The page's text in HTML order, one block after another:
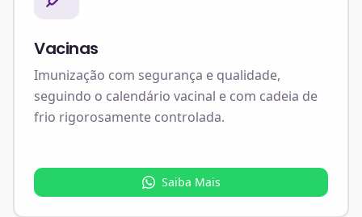
Vacinas
Imunização com segurança e qualidade,
seguindo o calendário vacinal e com cadeia de
frio rigorosamente controlada.
Saiba Mais